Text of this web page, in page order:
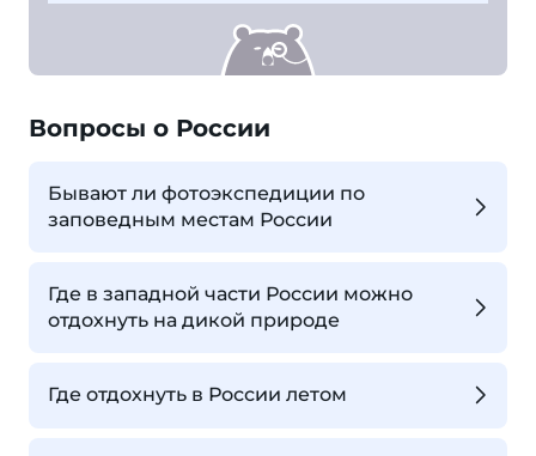
Вопросы о России
Бывают ли фотоэкспедиции по
заповедным местам России
Где в западной части России можно
отдохнуть на дикой природе
Где отдохнуть в России летом